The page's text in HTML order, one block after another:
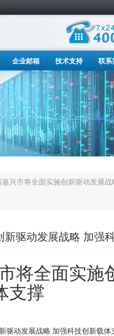
企业邮箱 技术支持 联系
嘉兴市将全面实施创新驱动发展
新驱动发展战略 加强
将全面实施
支撑
驱动发展战略 加强科技创新载